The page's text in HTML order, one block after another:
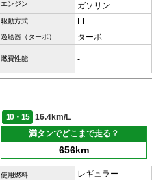
エンジン
ガソリン
駆動方式 FF
過給器（ターボ） ターボ
燃費性能 -
10・15
16.4km/L
満タンでどこまで走る？
656km
使用燃料
レギュラー